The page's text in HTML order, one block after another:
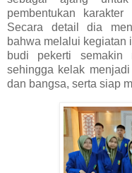
pembentukan
Secara detail dia
bahwa melalui kegiatan
budi pekerti semakin
sehingga kelak
dan bangsa, serta siap